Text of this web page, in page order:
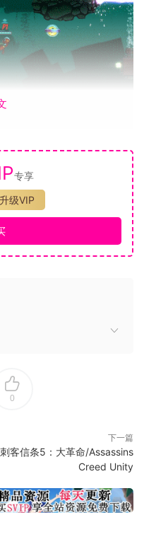
Swimsanity!”的特殊能
成挑战。
斗中获得明显优势。
精彩不断。
怪，杀出一条血路
人。
激烈混战和团战比赛中
专享
升级VIP
0
下一篇
刺客信条5：大革命/Assassins
Creed Unity